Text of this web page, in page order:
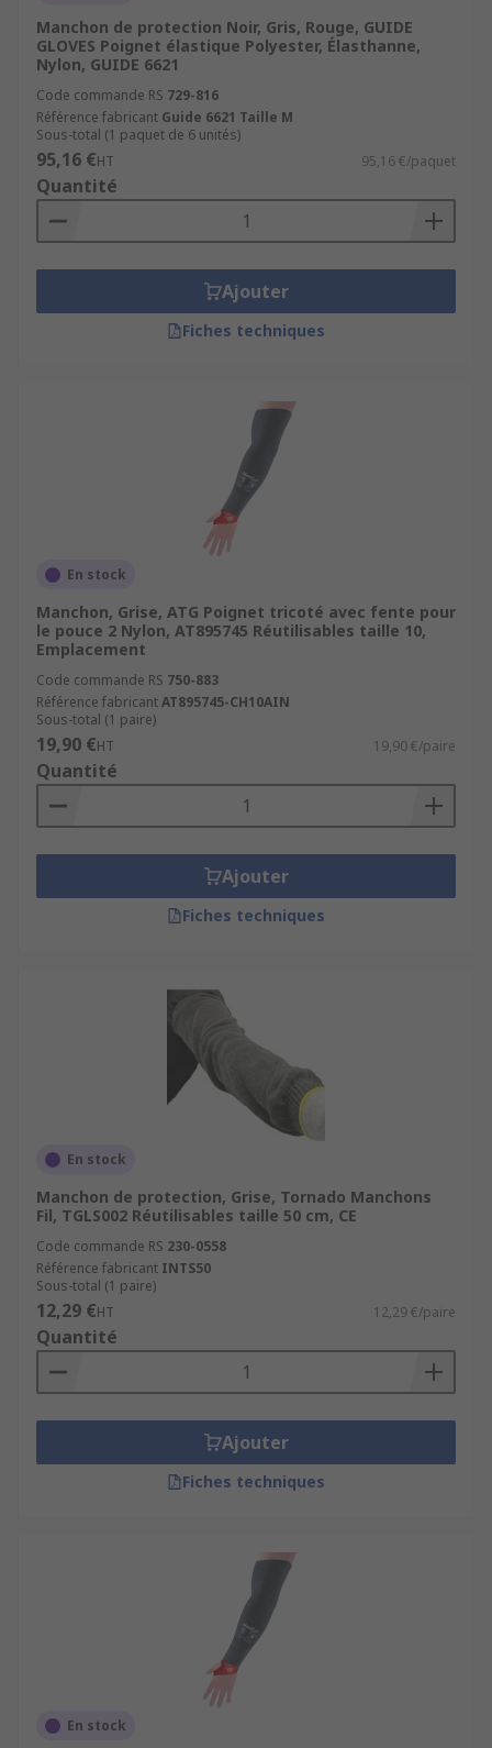
Manchon de protection Noir, Gris, Rouge, GUIDE
GLOVES Poignet élastique Polyester, Élasthanne,
Nylon, GUIDE 6621
Code commande RS 729-816
Référence fabricant Guide 6621 Taille M
Sous-total (1 paquet de 6 unités)
95,16 €HT 95,16 €/paquet
Quantité
Ajouter
Fiches techniques
En stock
Manchon, Grise, ATG Poignet tricoté avec fente pour
le pouce 2 Nylon, AT895745 Réutilisables taille 10,
Emplacement
Code commande RS 750-883
Référence fabricantAT895745-CH10AIN
Sous-total (1 paire)
19,90 €HT 19,90 €/paire
Quantité
Ajouter
Fiches techniques
En stock
Manchon de protection, Grise, Tornado Manchons
Fil, TGLS002 Réutilisables taille 50 cm, CE
Code commande RS 230-0558
Référence fabricant INTS50
Sous-total (1 paire)
12,29 €HT 12,29 €/paire
Quantité
Ajouter
Fiches techniques
En stock